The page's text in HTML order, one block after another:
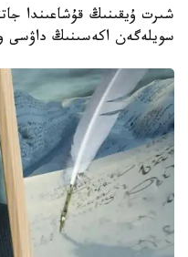
شىرت ۇيقىنىڭ قۇشاعىندا
سويلەگەن اكەسىنىڭ داۋسى